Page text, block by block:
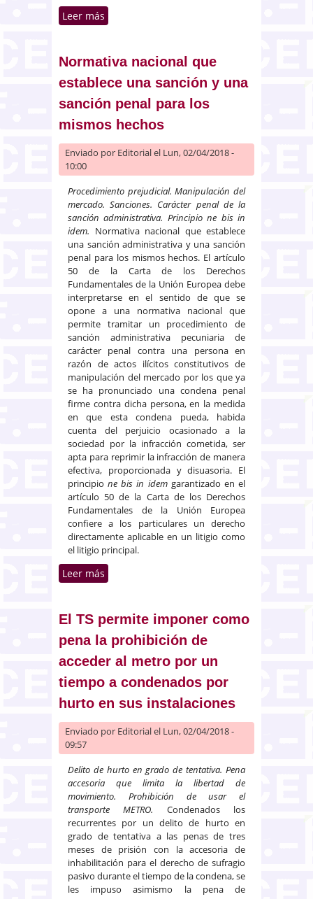
Leer más
Normativa nacional que
establece una sanción y una
sanción penal para los
mismos hechos
Enviado por Editorialel Lun, 02/04/2018 -
10:00
Procedimiento prejudicial. Manipulación del
mercado. Sanciones. Carácter penal de la
sanción administrativa. Principio ne bis in
idem. Normativa nacional que establece
una sanción administrativa y una sanción
penal para los mismos hechos. El artículo
50 de la Carta de los Derechos
Fundamentales de la Unión Europea debe
interpretarse en el sentido de que se
opone a una normativa nacional que
permite tramitar un procedimiento de
sanción administrativa pecuniaria de
carácter penal contra una persona en
razón de actos ilícitos constitutivos de
manipulación del mercado por los que ya
se ha pronunciado una condena penal
firme contra dicha persona, en la medida
en que esta condena pueda, habida
cuenta del perjuicio ocasionado a la
sociedad por la infracción cometida, ser
apta para reprimir la infracción de manera
efectiva, proporcionada y disuasoria. El
principione bis in idemgarantizado en el
artículo 50 de la Carta de los Derechos
Fundamentales de la Unión Europea
confiere a los particulares un derecho
directamente aplicable en un litigio como
el litigio principal.
Leer más
hechos
El TS permite imponer como
pena la prohibición de
acceder al metro por un
tiempo a condenados por
hurto en sus instalaciones
Enviado por Editorialel Lun, 02/04/2018 -
09:57
Delito de hurto en grado de tentativa. Pena
accesoria que limita la libertad de
movimiento. Prohibición de usar el
transporte METRO.
Condenados los
recurrentes por un delito de hurto en
grado de tentativa a las penas de tres
meses de prisión con la accesoria de
inhabilitación para el derecho de sufragio
pasivo durante el tiempo de la condena, se
les impuso asimismo la pena de